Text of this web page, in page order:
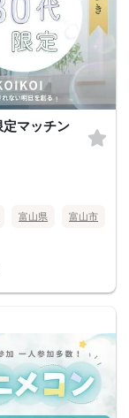
定マッチン
富山県 富山市